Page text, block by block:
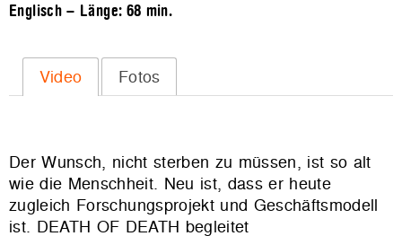
Englisch – Länge: 68 min.
Video Fotos
Der Wunsch, nicht sterben zu müssen, ist so alt
wie die Menschheit. Neu ist, dass er heute
zugleich Forschungsprojekt und Geschäftsmodell
ist. DEATH OF DEATH begleitet